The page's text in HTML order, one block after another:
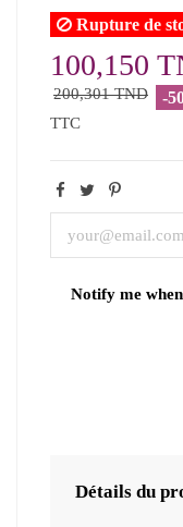
Rupture de
100,150
200,301 TND -
TTC
Détails du